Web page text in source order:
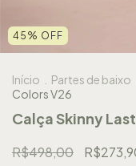
45 % OFF
Início Partes de baixo
Colors V26
Calça Skinny
R$498,00